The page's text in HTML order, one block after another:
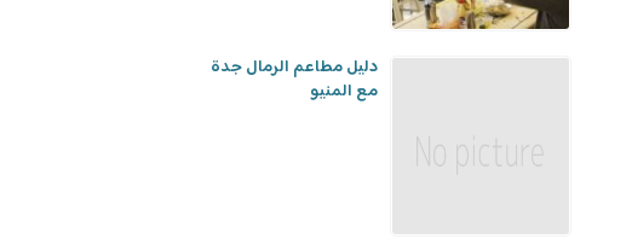
دليل مطاعم الرمال جدة
مع المنيو